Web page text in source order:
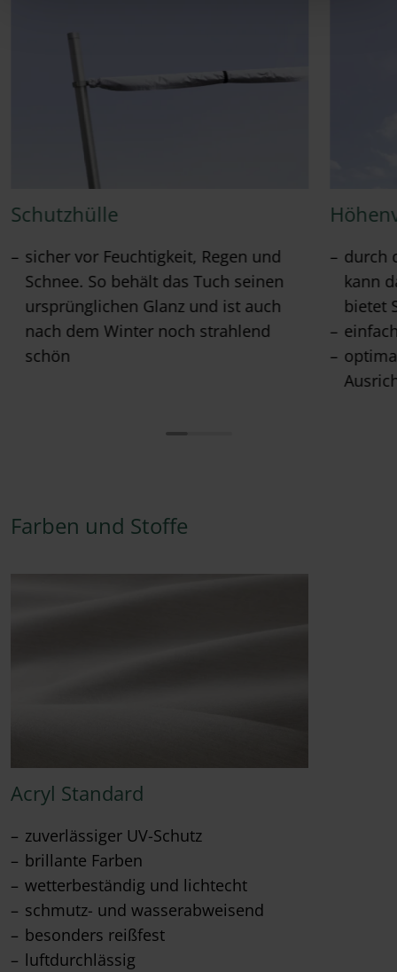
Schutzhülle
sicher vor Feuchtigkeit, Regen und
Schnee. So behält das Tuch seinen
ursprünglichen Glanz und ist auch
nach dem Winter noch strahlend
schön
durch
kann
bietet
Farben und Stoffe
Acryl Standard
zuverlässiger UV-Schutz
brillante Farben
wetterbeständig und lichtecht
schmutz- und wasserabweisend
besonders reißfest
luftdurchlässig